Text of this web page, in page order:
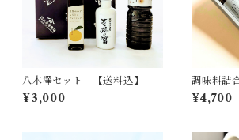
八木澤セット 【送料込】
¥3,000
調味料詰
込】
¥4,700